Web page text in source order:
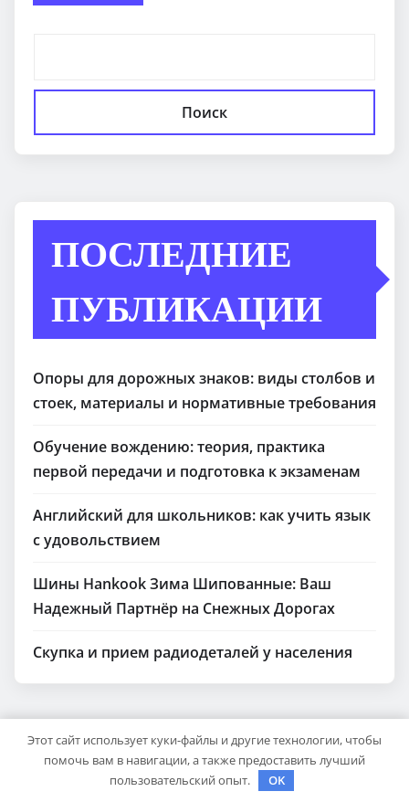
Поиск
ПОСЛЕДНИЕ
ПУБЛИКАЦИИ
Опоры для дорожных знаков: виды столбов и
стоек, материалы и нормативные требования
Обучение вождению: теория, практика
первой передачи и подготовка к экзаменам
Английский для школьников: как учить язык
с удовольствием
Шины Hankook Зима Шипованные: Ваш
Надежный Партнёр на Снежных Дорогах
Скупка и прием радиодеталей у населения
АРХИВ
Этот сайт использует куки-файлы и другие технологии, чтобы
помочь вам в навигации, а также предоставить лучший
пользовательский опыт.
OK